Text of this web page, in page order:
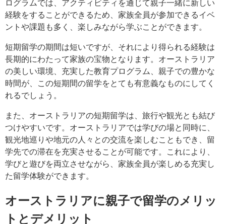
ログラムでは、アクティビティを通じて親子一緒に新しい
経験をすることができるため、家族全員が参加できるイベ
ントや課題も多く、楽しみながら学ぶことができます。
短期留学の期間は短いですが、それにより得られる経験は
長期的にわたって家族の宝物となります。オーストラリア
の美しい環境、充実した教育プログラム、親子での豊かな
時間が、この短期間の留学をとても有意義なものにしてく
れるでしょう。
また、オーストラリアの短期留学は、旅行や観光とも結び
つけやすいです。オーストラリアでは学びの場と同時に、
観光地巡りや地元の人々との交流を楽しむこともでき、留
学先での滞在を充実させることが可能です。これにより、
学びと遊びを両立させながら、家族全員が楽しめる充実し
た留学体験ができます。
オーストラリアに親子で留学のメリッ
トとデメリット